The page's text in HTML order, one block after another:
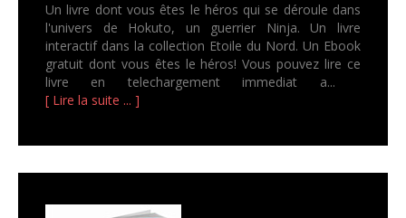
Un livre dont vous êtes le héros qui se déroule dans
l'univers de Hokuto, un guerrier Ninja. Un livre
interactif dans la collection Etoile du Nord. Un Ebook
gratuit dont vous êtes le héros! Vous pouvez lire ce
livre en telechargement immediat a...
[ Lire la suite ... ]